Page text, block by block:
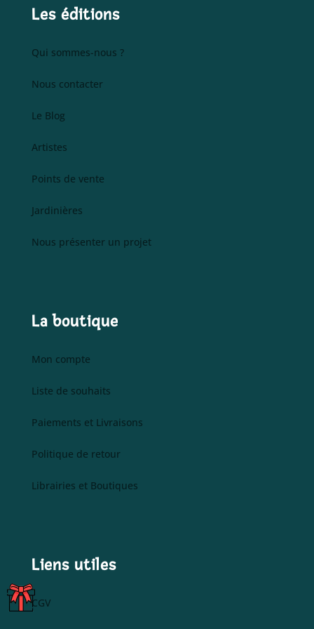
C
A
Les éditions
Qui sommes-nous ?
Nous contacter
Le Blog
Artistes
Points de vente
Jardinières
Nous présenter un projet
La boutique
Mon compte
Liste de souhaits
Paiements et Livraisons
Politique de retour
Librairies et Boutiques
Liens utiles
CGV